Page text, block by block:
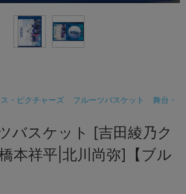
・ピクチャーズ フルーツバスケット
舞台・
バスケット [吉田綾乃ク
本祥平|北川尚弥]【ブル